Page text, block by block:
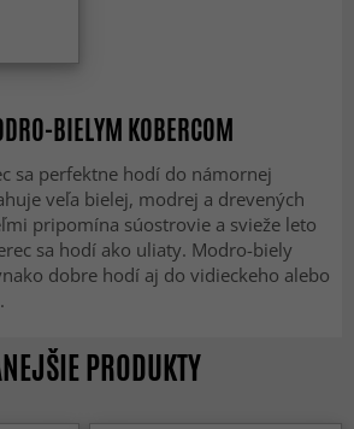
BIELYM KOBERCOM
sa perfektne hodí do námornej
veľa bielej, modrej a drevených
pripomína súostrovie a svieže leto
sa hodí ako uliaty. Modro-biely
dobre hodí aj do vidieckeho alebo
PRODUKTY